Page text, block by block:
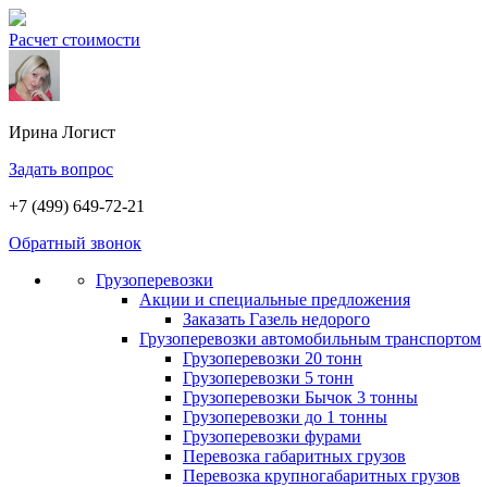
Расчет стоимости
Ирина Логист
Задать вопрос
+7 (499) 649-72-21
Обратный звонок
Грузоперевозки
Акции и специальные предложения
Заказать Газель недорого
Грузоперевозки автомобильным транспортом
Грузоперевозки 20 тонн
Грузоперевозки 5 тонн
Грузоперевозки Бычок 3 тонны
Грузоперевозки до 1 тонны
Грузоперевозки фурами
Перевозка габаритных грузов
Перевозка крупногабаритных грузов